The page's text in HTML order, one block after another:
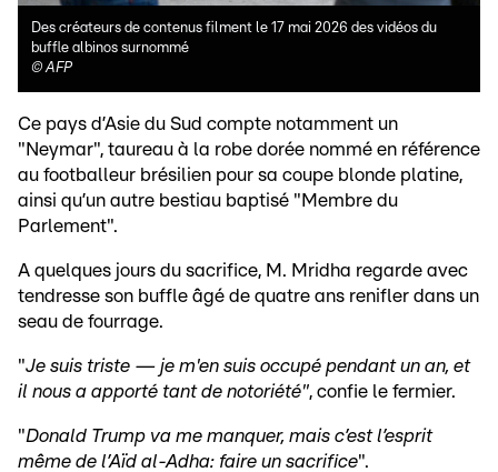
Des créateurs de contenus filment le 17 mai 2026 des vidéos du
buffle albinos surnommé
©AFP
Ce pays d’Asie du Sud compte notamment un
"Neymar", taureau à la robe dorée nommé en référence
au footballeur brésilien pour sa coupe blonde platine,
ainsi qu’un autre bestiau baptisé "Membre du
Parlement".
A quelques jours du sacrifice, M. Mridha regarde avec
tendresse son buffle âgé de quatre ans renifler dans un
seau de fourrage.
"Je suis triste — je m'en suis occupé pendant un an, et
il nous a apporté tant de notoriété", confie le fermier.
"Donald Trump va me manquer, mais c’est l’esprit
même de l’Aïd al-Adha: faire un sacrifice".